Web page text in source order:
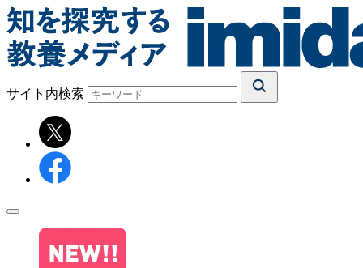
サイト内検索